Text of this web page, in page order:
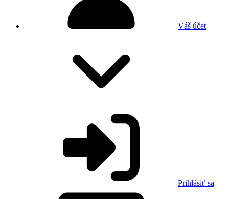
Váš účet
Prihlásiť sa